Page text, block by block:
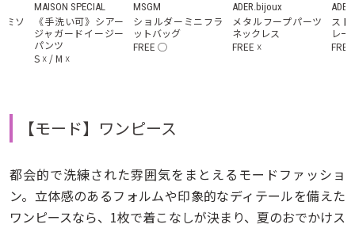
ミソ
MAISON SPECIAL
《手洗い可》シアー
ジャガードイージー
パンツ
S ☓ / M ☓
MSGM
ショルダーミニフラ
ットバッグ
FREE ◯
ADER.bijoux
メタルフープパーツ
ネックレス
FREE ☓
スト
レー
FREE
【モード】ワンピース
都会的で洗練された雰囲気をまとえるモードファッショ
ン。立体感のあるフォルムや印象的なディテールを備えた
ワンピースなら、1枚で着こなしが決まり、夏のおでかけス